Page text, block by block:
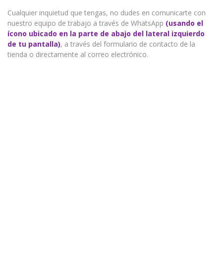
Cualquier inquietud que tengas, no dudes en comunicarte con
nuestro equipo de trabajo a través de WhatsApp (usando el
ícono ubicado en la parte de abajo del lateral izquierdo
de tu pantalla), a través del formulario de contacto de la
tienda o directamente al correo electrónico.